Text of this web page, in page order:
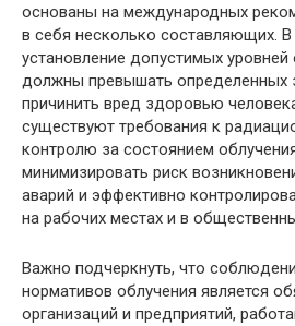
основаны на международных
в себя несколько составляющих.
установление допустимых
должны превышать определенных
причинить вред здоровью
существуют требования к
контролю за состоянием
минимизировать риск
аварий и эффективно
на рабочих местах и в
Важно подчеркнуть, что
нормативов облучения является
организаций и предприятий,